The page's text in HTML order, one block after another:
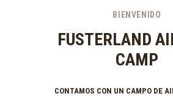
BIENVENIDO
FUSTERLAND
CAMP
CONTAMOS CON UN CAMPO DE